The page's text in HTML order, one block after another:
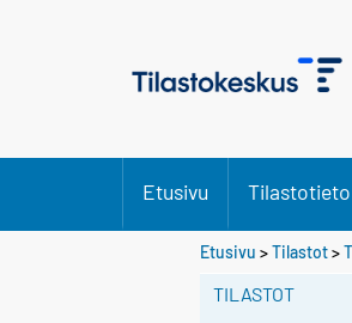
Etusivu Tilastotieto
Etusivu >Tilastot>
TILASTOT